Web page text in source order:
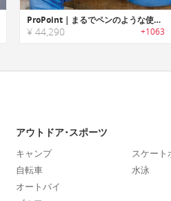
ProPoint｜まるでペンのような使用感のマウス/ポインター「プロポイント」
¥ 44,290 +1063
アウトドア･スポーツ
キャンプ
自転車
オートバイ
スケート
水泳